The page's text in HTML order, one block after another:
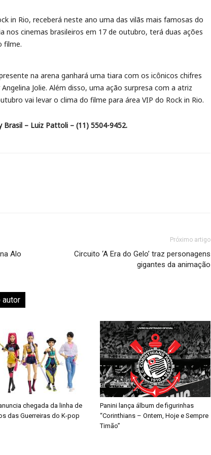
in Rio, receberá neste ano uma das vilãs mais famosas do
nos cinemas brasileiros em 17 de outubro, terá duas ações
filme.
na arena ganhará uma tiara com os icônicos chifres
Jolie. Além disso, uma ação surpresa com a atriz
vai levar o clima do filme para área VIP do Rock in Rio.
– Luiz Pattoli – (11) 5504-9452.
Alo
Próximo artigo
Circuito ‘A Era do Gelo’ traz personagens
gigantes da animação
autor
chegada da linha de
das Guerreiras do K-pop
Panini lança álbum de figurinhas
“Corinthians – Ontem, Hoje e Sempre
Timão”